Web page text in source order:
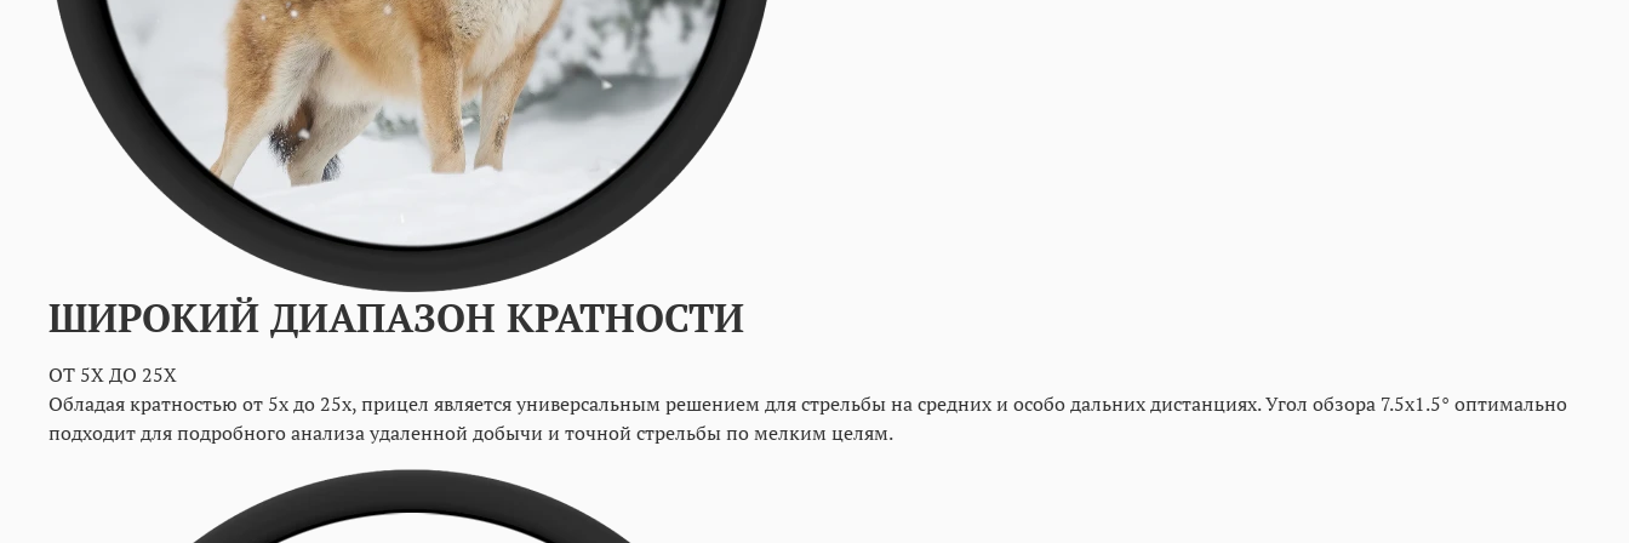
ШИРОКИЙ ДИАПАЗОН КРАТНОСТИ
ОТ 5Х ДО 25Х
Обладая кратностью от 5х до 25х, прицел является универсальным решением для стрельбы на средних и особо дальних дистанциях. Угол обзора 7.5x1.5° оптимально
подходит для подробного анализа удаленной добычи и точной стрельбы по мелким целям.